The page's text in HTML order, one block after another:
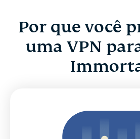
Por que você
uma VPN